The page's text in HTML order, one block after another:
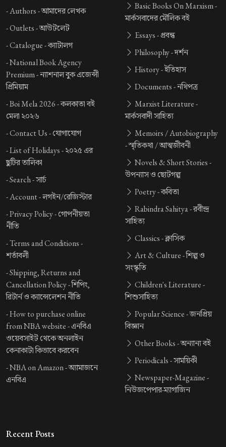
-Authors -আমাদের লেখক
-Outlets -আউটলেট
-Catalogue -ক্যাটালগ
-National Book Agency
Premium -ন্যাশনাল বুক এজেন্সী
প্রিমিয়াম
-Boi Mela 2026 -কলকাতা বই
মেলা ২০২৬
-Contact Us -যোগাযোগ
-List of Holidays -২০২৫ এর
ছুটির তালিকা
-Search -সার্চ
-Account -লগইন/রেজিস্টার
-Privacy Policy -গোপনীয়তা
নীতি
-Terms and Conditions -
শর্তাবলী
-Shipping, Returns and
Cancellation Policy -শিপিং,
রিটার্ন ও ক্যান্সেলেশন নীতি
-How to purchase online
from NBA website -এনবিএ
ওয়েবসাইট থেকে অনলাইন
কেনাকাটা কিভাবে করবেন
-NBA on Amazon -অ্যামাজনে
এনবিএ
Basic Books On Marxism -
মার্কসবাদের মৌলিক বই
Essays -প্রবন্ধ
Philosophy -দর্শন
History -ইতিহাস
Documents -নথিপত্র
Marxist Literature -
মার্কসবাদী সাহিত্য
Memoirs / Autobiography
-স্মৃতিকথা / আত্মজীবনী
Novels & Short Stories -
উপন্যাস ও ছোটগল্প
Poetry -কবিতা
Rabindra Sahitya -রবীন্দ্র
সাহিত্য
Classics -ক্লাসিক
Art & Culture -শিল্প ও
সংস্কৃতি
Children's Literature -
শিশুসাহিত্য
Popular Science -জনপ্রিয়
বিজ্ঞান
Other Books -অন্যান্য বই
Periodicals -সাময়িকী
Newspaper-Magazine -
নিউজপেপার-ম্যাগাজিন
Recent Posts